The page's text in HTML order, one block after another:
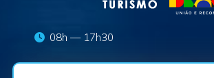
08h — 17h30
turismo.pma@aracatuba.sp.gov.br